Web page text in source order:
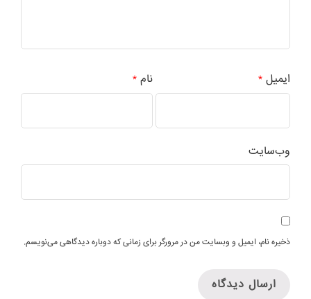
نام * ایمیل*
وب‌سایت
ذخیره نام، ایمیل و وبسایت من در مرورگر برای زمانی که دوباره دیدگاهی می‌نویسم.